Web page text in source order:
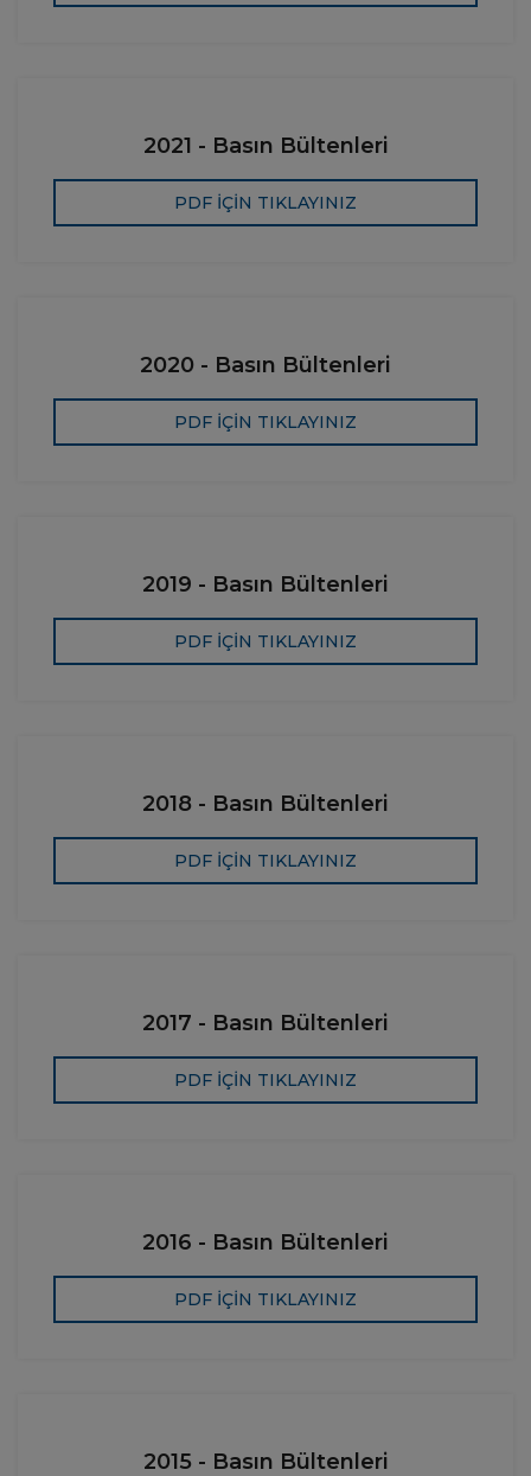
2021 - Basın Bültenleri
PDF İÇİN TIKLAYINIZ
2020 - Basın Bültenleri
PDF İÇİN TIKLAYINIZ
2019 - Basın Bültenleri
PDF İÇİN TIKLAYINIZ
2018 - Basın Bültenleri
PDF İÇİN TIKLAYINIZ
2017 - Basın Bültenleri
PDF İÇİN TIKLAYINIZ
2016 - Basın Bültenleri
PDF İÇİN TIKLAYINIZ
2015 - Basın Bültenleri